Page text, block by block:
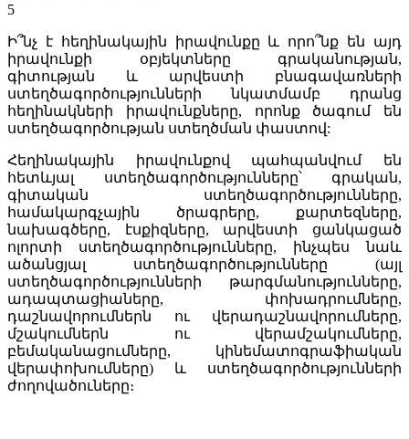
5
Ի՞նչ է հեղինակային իրավունքը և որո՞նք են այդ
իրավունքի օբյեկտները գրականության,
գիտության և արվեստի բնագավառների
ստեղծագործությունների նկատմամբ դրանց
հեղինակների իրավունքները, որոնք ծագում են
ստեղծագործության ստեղծման փաստով:
Հեղինակային իրավունքով պահպանվում են
հետևյալ ստեղծագործությունները՝ գրական,
գիտական ստեղծագործությունները,
համակարգչային ծրագրերը, քարտեզները,
նախագծերը, էսքիզները, արվեստի ցանկացած
ոլորտի ստեղծագործությունները, ինչպես նաև
ածանցյալ ստեղծագործությունները (այլ
ստեղծագործությունների թարգմանությունները,
ադապտացիաները, փոխադրումները,
դաշնավորումներն ու վերադաշնավորումները,
մշակումներն ու վերամշակումները,
բեմականացումները, կինեմատոգրաֆիական
վերափոխումները) և ստեղծագործությունների
ժողովածուները։